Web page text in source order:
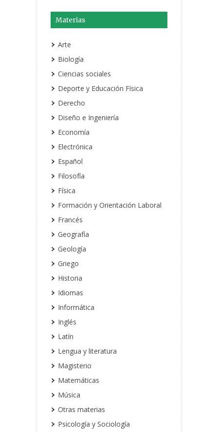
Materias
Arte
Biología
Ciencias sociales
Deporte y Educación Física
Derecho
Diseño e Ingeniería
Economía
Electrónica
Español
Filosofía
Física
Formación y Orientación Laboral
Francés
Geografía
Geología
Griego
Historia
Idiomas
Informática
Inglés
Latín
Lengua y literatura
Magisterio
Matemáticas
Música
Otras materias
Psicología y Sociología